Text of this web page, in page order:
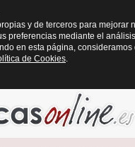
y de terceros para mejorar
preferencias mediante el
en esta página,
de Cookies.